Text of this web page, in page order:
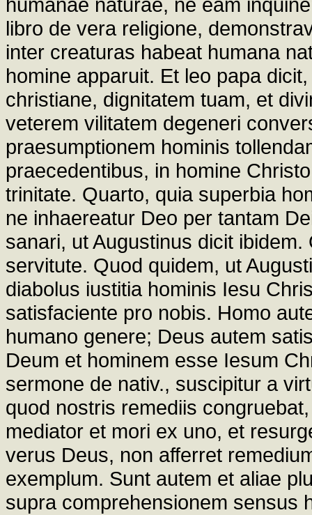
libro de vera religione,
inter creaturas habeat humana
homine apparuit. Et leo papa
christiane, dignitatem tuam, et
veterem vilitatem degeneri
praesumptionem hominis
praecedentibus, in homine
trinitate. Quarto, quia superbia
ne inhaereatur Deo per tantam
sanari, ut Augustinus dicit
servitute. Quod quidem, ut
diabolus iustitia hominis Iesu
satisfaciente pro nobis. Homo
humano genere; Deus autem
Deum et hominem esse Iesum
sermone de nativ., suscipitur a
quod nostris remediis
mediator et mori ex uno, et
verus Deus, non afferret
exemplum. Sunt autem et aliae
supra comprehensionem sensus